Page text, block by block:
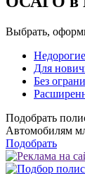
Выбрать,
Для
Без
Подобрать
Автомобилям
Подобрать